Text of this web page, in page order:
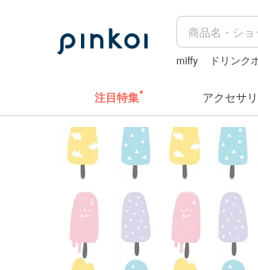
miffy ドリンク
注目特集 アクセサ